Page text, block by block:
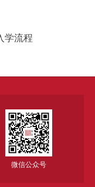
学流程
微信公众号